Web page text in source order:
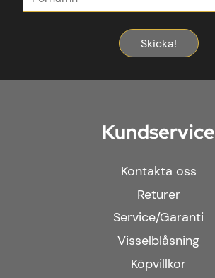
Skicka!
Kundservice
Kontakta oss
Returer
Service/Garanti
Visselblåsning
Köpvillkor